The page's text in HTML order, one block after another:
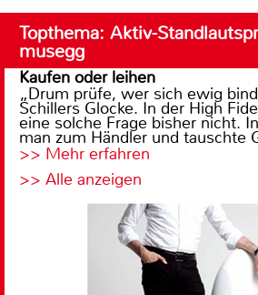
Topthema: Aktiv-
musegg
Kaufen oder leihen
„Drum prüfe, wer sich ewig
Schillers Glocke. In der High
eine solche Frage bisher nicht.
man zum Händler und tauschte
>> Mehr erfahren
>> Alle anzeigen